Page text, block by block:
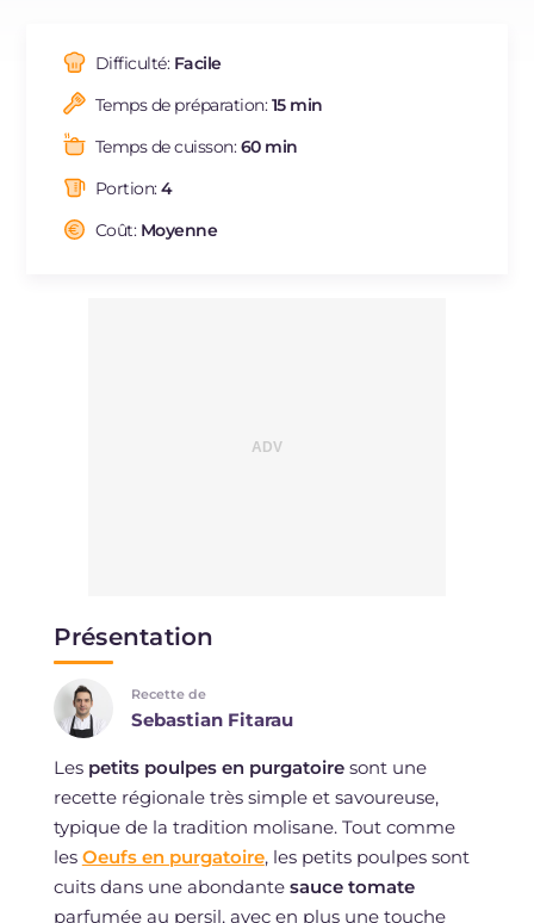
DE
BR
NL
Difficulté: Facile
Temps de préparation:15 min
Temps de cuisson:60 min
Portion:4
Coût: Moyenne
Présentation
Recette de
Sebastian Fitarau
Les petits poulpes en purgatoiresont une
recette régionale très simple et savoureuse,
typique de la tradition molisane. Tout comme
les Oeufs en purgatoire, les petits poulpes sont
cuits dans une abondante sauce tomate
parfumée au persil, avec en plus une touche